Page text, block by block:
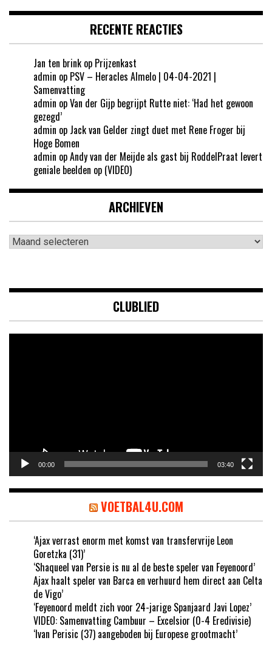
RECENTE REACTIES
Jan ten brink op Prijzenkast
admin op PSV – Heracles Almelo | 04-04-2021 |
Samenvatting
admin opVan der Gijp begrijpt Rutte niet: ‘Had het gewoon
gezegd’
admin op Jack van Gelder zingt duet met Rene Froger bij
Hoge Bomen
admin opAndy van der Meijde als gast bij RoddelPraat levert
geniale beelden op (VIDEO)
ARCHIEVEN
Archieven
CLUBLIED
00:00 03:40
VOETBAL4U.COM
‘Ajax verrast enorm met komst van transfervrije Leon
Goretzka (31)’
‘Shaqueel van Persie is nu al de beste speler van Feyenoord’
Ajax haalt speler van Barca en verhuurd hem direct aan Celta
de Vigo’
‘Feyenoord meldt zich voor 24-jarige Spanjaard Javi Lopez’
VIDEO: Samenvatting Cambuur – Excelsior (0-4 Eredivisie)
‘Ivan Perisic (37) aangeboden bij Europese grootmacht’